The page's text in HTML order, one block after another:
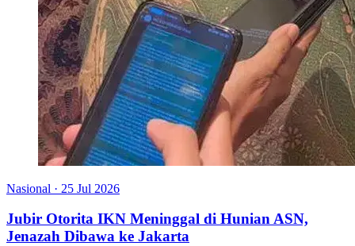
Nasional · 25 Jul 2026
Jubir Otorita IKN Meninggal di Hunian ASN,
Jenazah Dibawa ke Jakarta